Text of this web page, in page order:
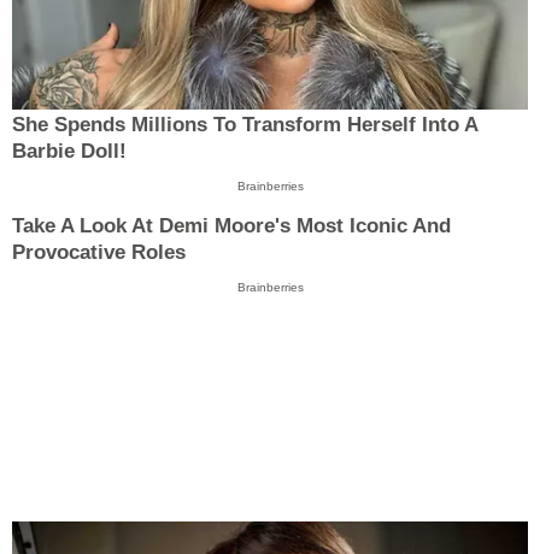
She Spends Millions To Transform Herself Into A
Barbie Doll!
Brainberries
Take A Look At Demi Moore's Most Iconic And
Provocative Roles
Brainberries